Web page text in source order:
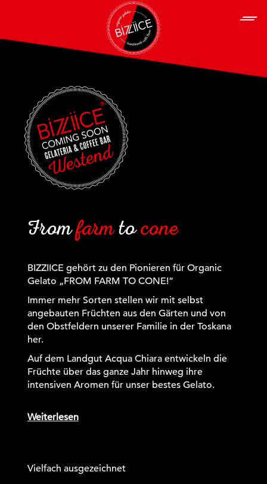
Fromfarmtocone
BIZZIICE gehört zu den Pionieren für Organic
Gelato „FROM FARM TO CONE!“
Immer mehr Sorten stellen wir mit selbst
angebauten Früchten aus den Gärten und von
den Obstfeldern unserer Familie in der Toskana
her.
Auf dem Landgut Acqua Chiara entwickeln die
Früchte über das ganze Jahr hinweg ihre
intensiven Aromen für unser bestes Gelato.
Weiterlesen
Vielfach ausgezeichnet